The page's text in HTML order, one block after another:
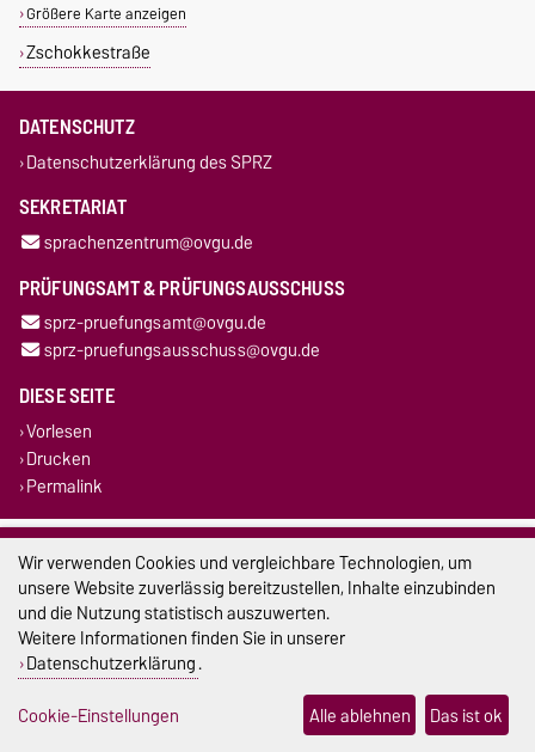
Größere Karte anzeigen
Zschokkestraße
DATENSCHUTZ
Datenschutzerklärung des SPRZ
SEKRETARIAT
sprachenzentrum@ovgu.de
PRÜFUNGSAMT & PRÜFUNGSAUSSCHUSS
sprz-pruefungsamt@ovgu.de
sprz-pruefungsausschuss@ovgu.de
DIESE SEITE
Vorlesen
Drucken
Permalink
Impressum
Datenschutz
Barrierefreiheit
Cookie-Einstellungen
Wir verwenden Cookies und vergleichbare Technologien, um
unsere Website zuverlässig bereitzustellen, Inhalte einzubinden
und die Nutzung statistisch auszuwerten.
Weitere Informationen finden Sie in unserer
Datenschutzerklärung.
Cookie-Einstellungen
Alle ablehnen Das ist ok